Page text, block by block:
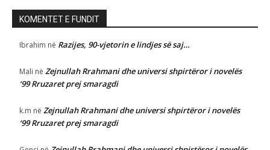
KOMENTET E FUNDIT
Ibrahim në Razijes, 90-vjetorin e lindjes së saj…
Mali në Zejnullah Rrahmani dhe universi shpirtëror i novelës
‘99 Rruzaret prej smaragdi
k.m në Zejnullah Rrahmani dhe universi shpirtëror i novelës
‘99 Rruzaret prej smaragdi